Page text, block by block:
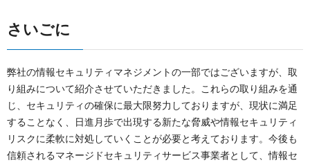
さいごに
弊社の情報セキュリティマネジメントの一部ではございますが、取
り組みについて紹介させていただきました。これらの取り組みを通
じ、セキュリティの確保に最大限努力しておりますが、現状に満足
することなく、日進月歩で出現する新たな脅威や情報セキュリティ
リスクに柔軟に対処していくことが必要と考えております。今後も
信頼されるマネージドセキュリティサービス事業者として、情報セ